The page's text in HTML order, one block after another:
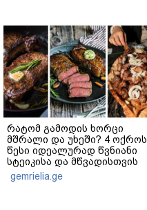
რატომ გამოდის ხორცი
მშრალი და უხეში? 4 ოქროს
წესი იდეალურად წვნიანი
სტეიკისა და მწვადისთვის
gemrielia.ge